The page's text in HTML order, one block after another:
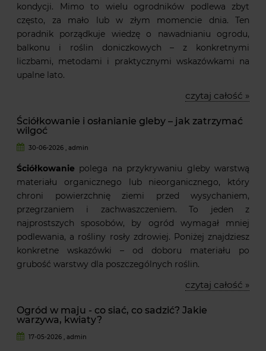
kondycji. Mimo to wielu ogrodników podlewa zbyt
często, za mało lub w złym momencie dnia. Ten
poradnik porządkuje wiedzę o nawadnianiu ogrodu,
balkonu i roślin doniczkowych – z konkretnymi
liczbami, metodami i praktycznymi wskazówkami na
upalne lato.
czytaj całość »
Ściółkowanie i osłanianie gleby – jak zatrzymać
wilgoć
30-06-2026 , admin
Ściółkowanie polega na przykrywaniu gleby warstwą
materiału organicznego lub nieorganicznego, który
chroni powierzchnię ziemi przed wysychaniem,
przegrzaniem i zachwaszczeniem. To jeden z
najprostszych sposobów, by ogród wymagał mniej
podlewania, a rośliny rosły zdrowiej. Poniżej znajdziesz
konkretne wskazówki – od doboru materiału po
grubość warstwy dla poszczególnych roślin.
czytaj całość »
Ogród w maju - co siać, co sadzić? Jakie
warzywa, kwiaty?
17-05-2026 , admin